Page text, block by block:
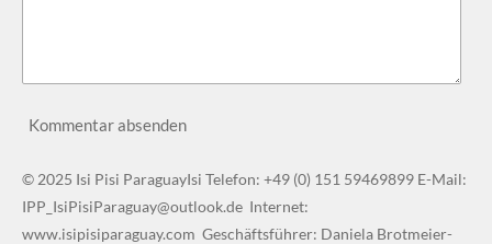
Kommentar absenden
© 2025 Isi Pisi ParaguayIsi Telefon: +49 (0) 151 59469899 E-Mail:
IPP_IsiPisiParaguay@outlook.de Internet:
www.isipisiparaguay.com Geschäftsführer: Daniela Brotmeier-